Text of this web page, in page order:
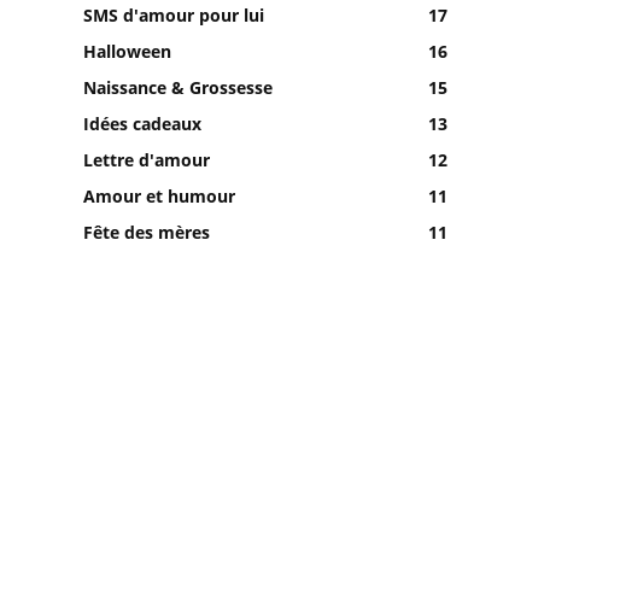
SMS d'amour pour lui
17
Halloween
16
Naissance & Grossesse
15
Idées cadeaux
13
Lettre d'amour
12
Amour et humour
11
Fête des mères
11